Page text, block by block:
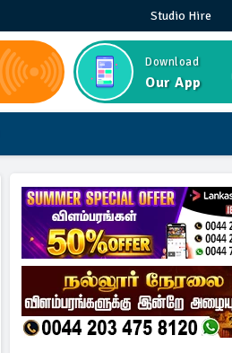
Studio Hire
Download
Our App